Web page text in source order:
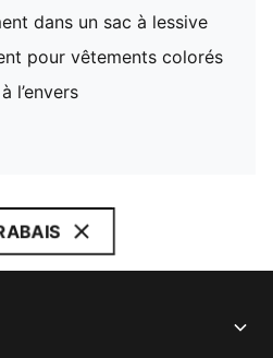
dans un sac à lessive
pour vêtements colorés
l’envers